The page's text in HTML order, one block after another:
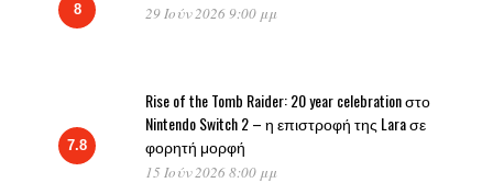
8 29 Ιούν 2026 9:00 μμ
7.8
Rise of the Tomb Raider: 20 year celebration στο
Nintendo Switch 2 – η επιστροφή της Lara σε
φορητή μορφή
15 Ιούν 2026 8:00 μμ